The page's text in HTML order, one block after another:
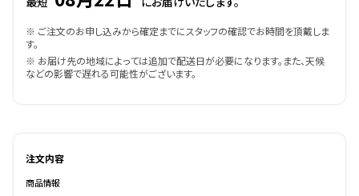
※ ご注文のお申し込みから確定までにスタッフの確認でお時間を頂戴しま
す。
※ お届け先の地域によっては追加で配送日が必要になります。また、天候
などの影響で遅れる可能性がございます。
注文内容
商品情報